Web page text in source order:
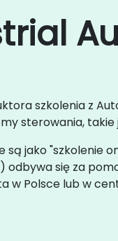
szkolenia z
sterowania,
jako "szkolenie
odbywa się za
w Polsce lub w